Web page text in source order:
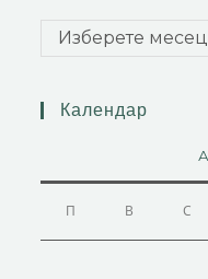
Изберете месец
Календар
П В С